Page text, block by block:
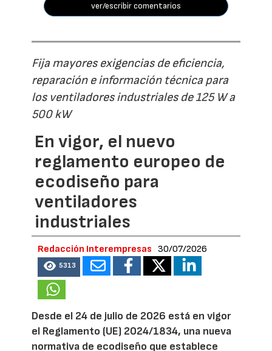
ver/escribir comentarios
Fija mayores exigencias de eficiencia,
reparación e información técnica para
los ventiladores industriales de 125 W a
500 kW
En vigor, el nuevo
reglamento europeo de
ecodiseño para
ventiladores
industriales
Redacción Interempresas 30/07/2026
5313
Desde el 24 de julio de 2026 está en vigor
el Reglamento (UE) 2024/1834, una nueva
normativa de ecodiseño que establece